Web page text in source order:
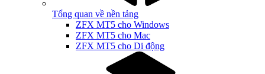
Tổng quan về nền tảng
ZFX MT5 cho Windows
ZFX MT5 cho Mac
ZFX MT5 cho Di động